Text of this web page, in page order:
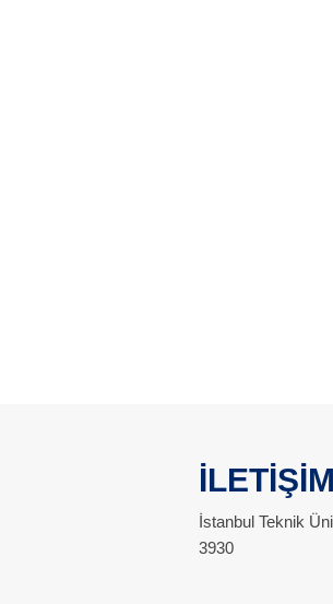
İstanbul Teknik
3930